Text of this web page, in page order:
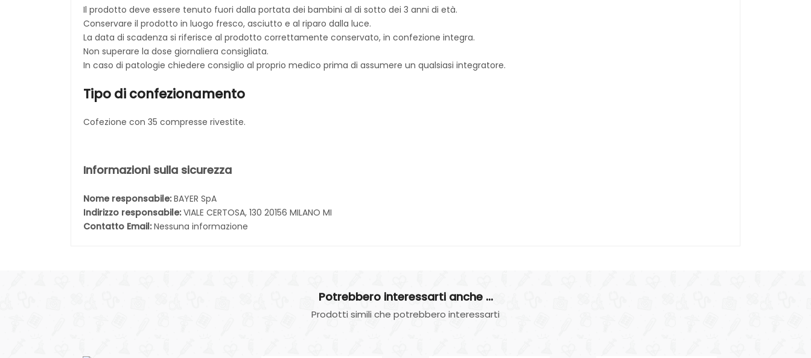
Il prodotto deve essere tenuto fuori dalla portata dei bambini al di sotto dei 3 anni di età.
Conservare il prodotto in luogo fresco, asciutto e al riparo dalla luce.
La data di scadenza si riferisce al prodotto correttamente conservato, in confezione integra.
Non superare la dose giornaliera consigliata.
In caso di patologie chiedere consiglio al proprio medico prima di assumere un qualsiasi integratore.
Tipo di confezionamento
Cofezione con 35 compresse rivestite.
Informazioni sulla sicurezza
Nome responsabile: BAYER SpA
Indirizzo responsabile: VIALE CERTOSA, 130 20156 MILANO MI
Contatto Email: Nessuna informazione
Potrebbero interessarti anche ...
Prodotti simili che potrebbero interessarti